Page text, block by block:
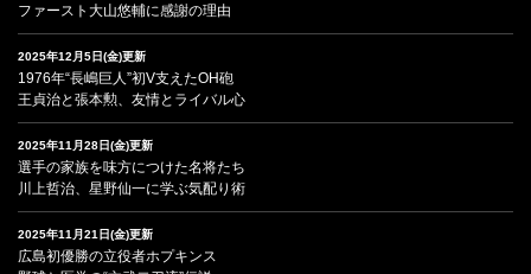
ファースト大山悠輔に感謝の理由
2025年12月5日(金)更新
1976年“長嶋巨人”初V支えたOH砲
王貞治と張本勲、友情とライバル心
2025年11月28日(金)更新
選手の家族を味方につけた名将たち
川上哲治、星野仙一に学ぶ気配り術
2025年11月21日(金)更新
広島初優勝の立役者ホプキンス